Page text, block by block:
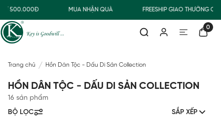
TỪ 500.000Đ MUA NHẬN QUÀ FREESHIP GIAO THƯỜNG
0
Trang chủ Hồn Dân Tộc - Dấu Di Sản Collection
HỒN DÂN TỘC - DẤU DI SẢN COLLECTION
16 sản phẩm
BỘ LỌC
SẮP XẾP